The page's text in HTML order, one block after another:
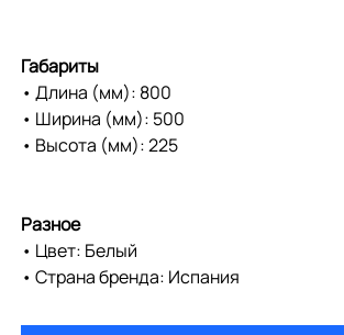
Габариты
• Длина (мм): 800
• Ширина (мм): 500
• Высота (мм): 225
Разное
• Цвет: Белый
• Страна бренда: Испания